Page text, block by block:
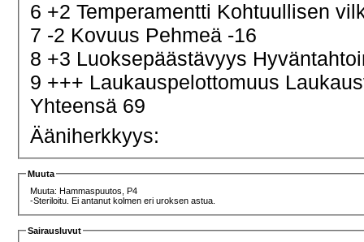
6 +2 Temperamentti Kohtuullisen
7 -2 Kovuus Pehmeä -16
8 +3 Luoksepäästävyys
9 +++ Laukauspelottomuus
Yhteensä 69
Ääniherkkyys:
Muuta
Muuta: Hammaspuutos, P4
-Steriloitu. Ei antanut kolmen eri uroksen astua.
Sairausluvut